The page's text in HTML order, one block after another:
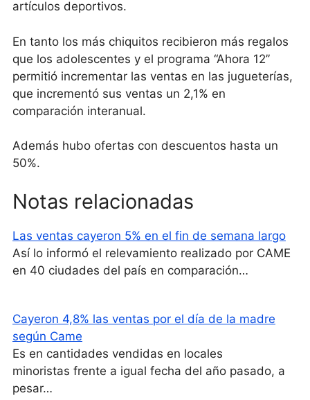
artículos deportivos.
En tanto los más chiquitos recibieron más regalos
que los adolescentes y el programa “Ahora 12”
permitió incrementar las ventas en las jugueterías,
que incrementó sus ventas un 2,1% en
comparación interanual.
Además hubo ofertas con descuentos hasta un
50%.
Notas relacionadas
Las ventas cayeron 5% en el fin de semana largo
Así lo informó el relevamiento realizado por CAME
en 40 ciudades del país en comparación…
Cayeron 4,8% las ventas por el día de la madre
según Came
Es en cantidades vendidas en locales
minoristas frente a igual fecha del año pasado, a
pesar…